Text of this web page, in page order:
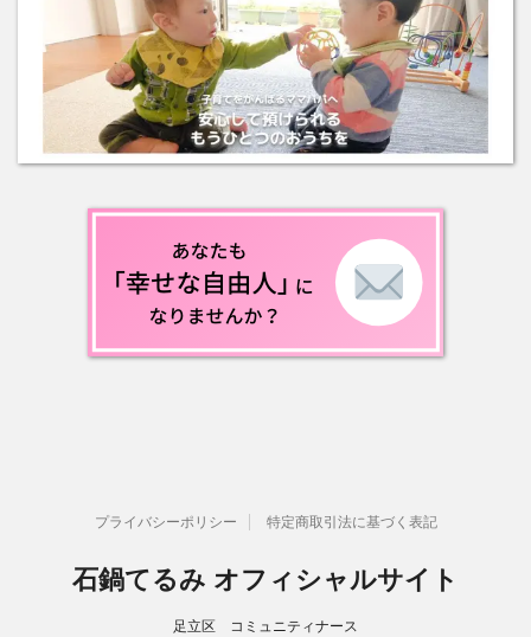
プライバシーポリシー 特定商取引法に基づく表記
石鍋てるみ オフィシャルサイト
足立区 コミュニティナース